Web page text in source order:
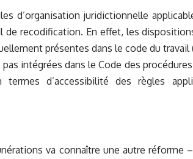
d’organisation juridictionnelle
de recodification. En effet, les
présentes dans le code du travail
intégrées dans le Code des
d’accessibilité des règles
va connaître une autre réforme